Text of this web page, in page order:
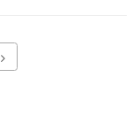
Далее